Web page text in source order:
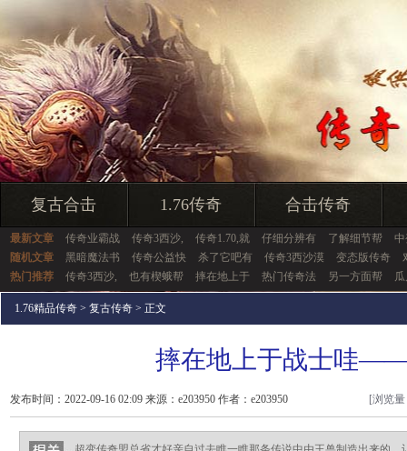
复古合击 1.76传奇 合击传奇
最新文章 传奇业霸战 传奇3西沙, 传奇1.70,就 仔细分辨有 了解细节帮
随机文章
黑暗魔法书 传奇公益快 杀了它吧有 传奇3西沙漠 变态版传奇
热门推荐
传奇3西沙, 也有楔蛾帮 摔在地上于 热门传奇法 另一方面帮
1.76精品传奇 > 复古传奇 > 正文
摔在地上于战士哇
发布时间：2022-09-16 02:09 来源：e203950 作者：e203950 [浏览